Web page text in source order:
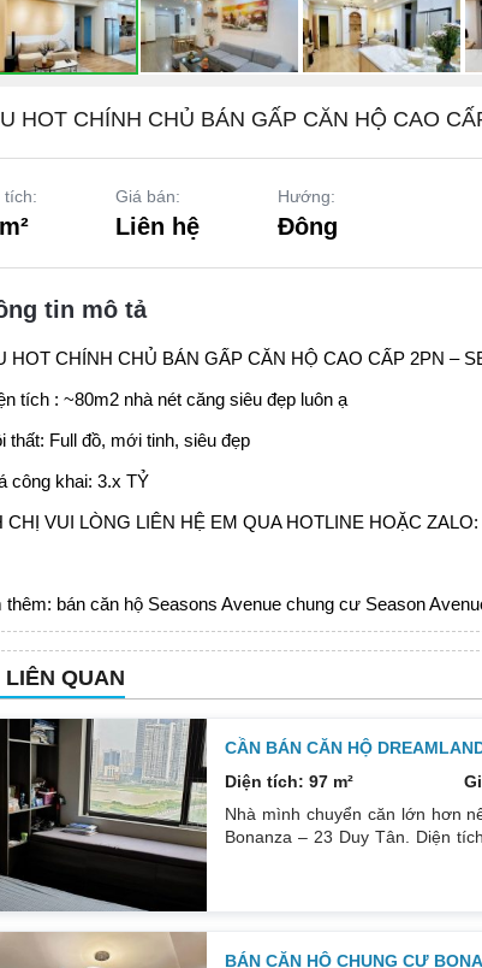
HOT CHÍNH CHỦ BÁN GẤP CĂN HỘ CAO
tích: Giá bán:
Liên hệ
Hướng:
Đông
tin mô tả
HOT CHÍNH CHỦ BÁN GẤP CĂN HỘ CAO CẤP 2PN –
tích : ~80m2 nhà nét căng siêu đẹp luôn ạ
thất: Full đồ, mới tinh, siêu đẹp
công khai: 3.x TỶ
CHỊ VUI LÒNG LIÊN HỆ EM QUA HOTLINE HOẶC ZALO:
thêm: bán căn hộ Seasons Avenue chung cư Season
LIÊN QUAN
CẦN BÁN CĂN HỘ
Diện tích: 97 m²
Nhà mình chuyển căn lớn hơn
Bonanza – 23 Duy Tân. Diện
BÁN CĂN HỘ CHUNG CƯ